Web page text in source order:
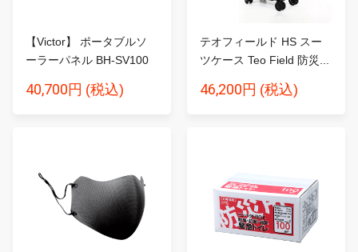
【Victor】 ポータブルソ
ーラーパネル BH-SV100
40,700円 (税込)
テオフィールド HS スー
ツケース Teo Field 防災...
46,200円 (税込)